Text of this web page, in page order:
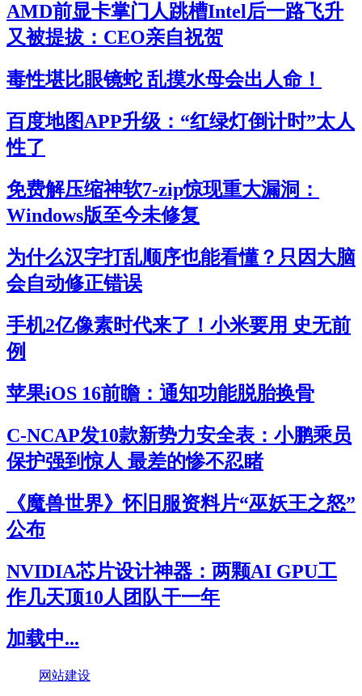
AMD前显卡掌门人跳槽Intel后一路飞升
又被提拔：CEO亲自祝贺
毒性堪比眼镜蛇 乱摸水母会出人命！
百度地图APP升级：“红绿灯倒计时”太人
性了
免费解压缩神软7-zip惊现重大漏洞：
Windows版至今未修复
为什么汉字打乱顺序也能看懂？只因大脑
会自动修正错误
手机2亿像素时代来了！小米要用 史无前
例
苹果iOS 16前瞻：通知功能脱胎换骨
C-NCAP发10款新势力安全表：小鹏乘员
保护强到惊人 最差的惨不忍睹
《魔兽世界》怀旧服资料片“巫妖王之怒”
公布
NVIDIA芯片设计神器：两颗AI GPU工
作几天顶10人团队干一年
加载中...
网站建设